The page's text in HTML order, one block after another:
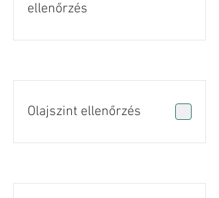
ellenőrzés
Olajszint ellenőrzés